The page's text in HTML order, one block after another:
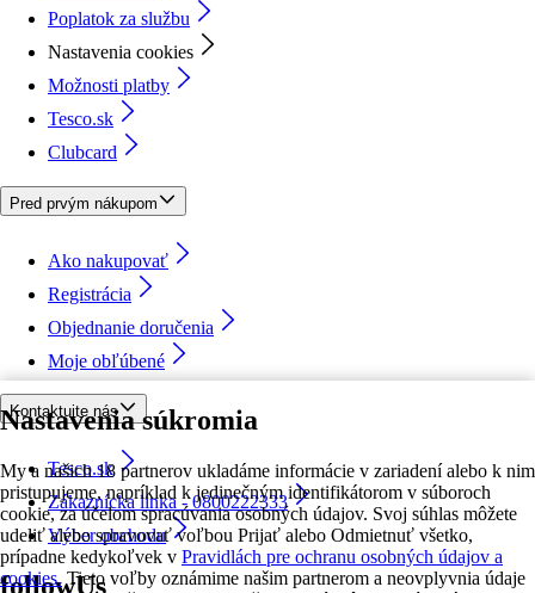
Nastavenia súkromia
My a našich 18 partnerov ukladáme informácie v zariadení alebo k nim
pristupujeme, napríklad k jedinečným identifikátorom v súboroch
cookie, za účelom spracúvania osobných údajov. Svoj súhlas môžete
udeliť alebo spravovať voľbou Prijať alebo Odmietnuť všetko,
prípadne kedykoľvek v Pravidlách pre ochranu osobných údajov a
cookies. Tieto voľby oznámime našim partnerom a neovplyvnia údaje
Poplatok za službu
Nastavenia cookies
Možnosti platby
Tesco.sk
Clubcard
Pred prvým nákupom
Ako nakupovať
Registrácia
Objednanie doručenia
Moje obľúbené
Kontaktujte nás
Tesco.sk
Zákaznícka linka - 0800222333
Výber obchodu
followUs